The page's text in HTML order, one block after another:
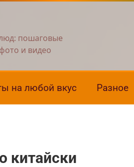
пошаговые
и видео
на любой вкус Разное
китайски